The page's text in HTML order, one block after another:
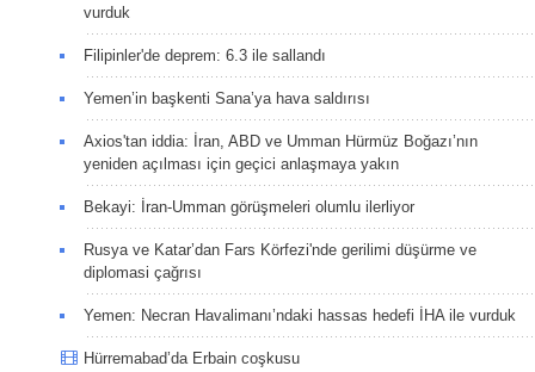
vurduk
Filipinler'de deprem: 6.3 ile sallandı
Yemen’in başkenti Sana’ya hava saldırısı
Axios'tan iddia: İran, ABD ve Umman Hürmüz Boğazı’nın
yeniden açılması için geçici anlaşmaya yakın
Bekayi: İran-Umman görüşmeleri olumlu ilerliyor
Rusya ve Katar’dan Fars Körfezi'nde gerilimi düşürme ve
diplomasi çağrısı
Yemen: Necran Havalimanı’ndaki hassas hedefi İHA ile vurduk
Hürremabad’da Erbain coşkusu